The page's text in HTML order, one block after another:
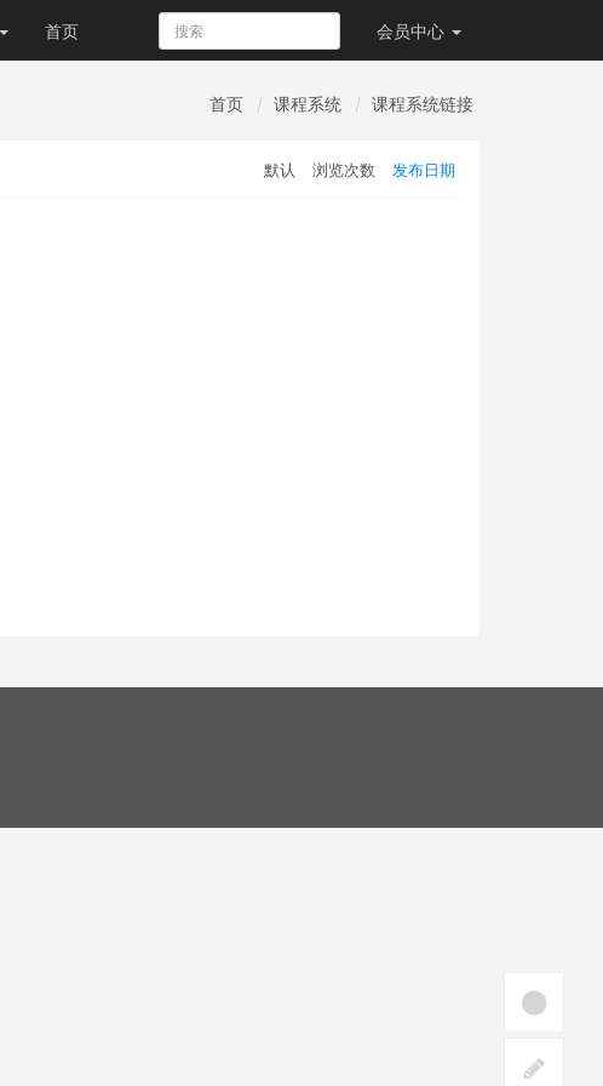
首页 会员中心
首页 课程系统 课程系统链接
默认 浏览次数 发布日期